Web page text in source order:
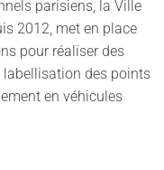
parisiens, la Ville
2012, met en place
pour réaliser des
labellisation des points
en véhicules